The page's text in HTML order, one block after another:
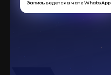
Запись ведется в чате WhatsApp